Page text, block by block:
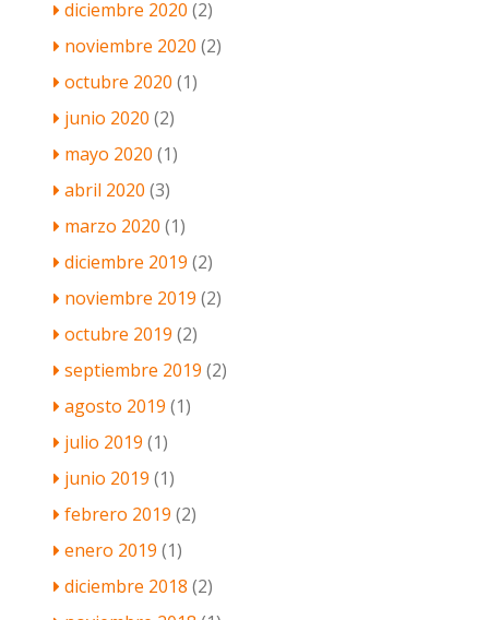
diciembre 2020 (2)
noviembre 2020 (2)
octubre 2020 (1)
junio 2020 (2)
mayo 2020 (1)
abril 2020 (3)
marzo 2020 (1)
diciembre 2019 (2)
noviembre 2019 (2)
octubre 2019 (2)
septiembre 2019 (2)
agosto 2019 (1)
julio 2019 (1)
junio 2019 (1)
febrero 2019 (2)
enero 2019 (1)
diciembre 2018 (2)